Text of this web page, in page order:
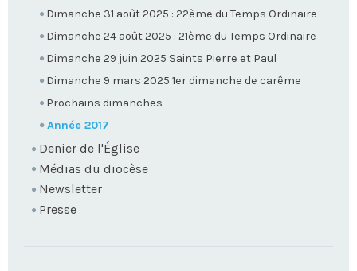
Dimanche 31 août 2025 : 22ème du Temps Ordinaire
Dimanche 24 août 2025 : 21ème du Temps Ordinaire
Dimanche 29 juin 2025 Saints Pierre et Paul
Dimanche 9 mars 2025 1er dimanche de carême
Prochains dimanches
Année 2017
Denier de l'Église
Médias du diocèse
Newsletter
Presse